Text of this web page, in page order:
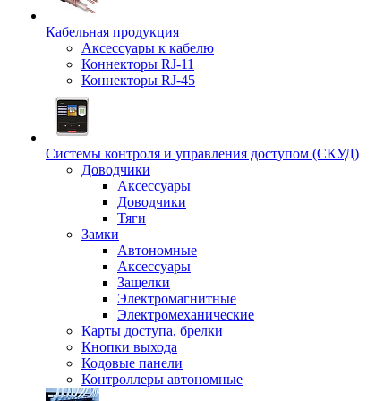
Кабельная продукция
Аксессуары к кабелю
Коннекторы RJ-11
Коннекторы RJ-45
Системы контроля и управления доступом (СКУД)
Доводчики
Аксессуары
Доводчики
Тяги
Замки
Автономные
Аксессуары
Защелки
Электромагнитные
Электромеханические
Карты доступа, брелки
Кнопки выхода
Кодовые панели
Контроллеры автономные